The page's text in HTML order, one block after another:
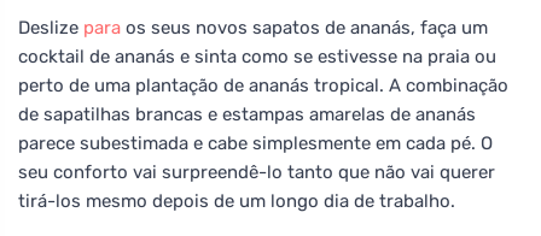
Deslize para os seus novos sapatos de ananás, faça um
cocktail de ananás e sinta como se estivesse na praia ou
perto de uma plantação de ananás tropical. A combinação
de sapatilhas brancas e estampas amarelas de ananás
parece subestimada e cabe simplesmente em cada pé. O
seu conforto vai surpreendê-lo tanto que não vai querer
tirá-los mesmo depois de um longo dia de trabalho.